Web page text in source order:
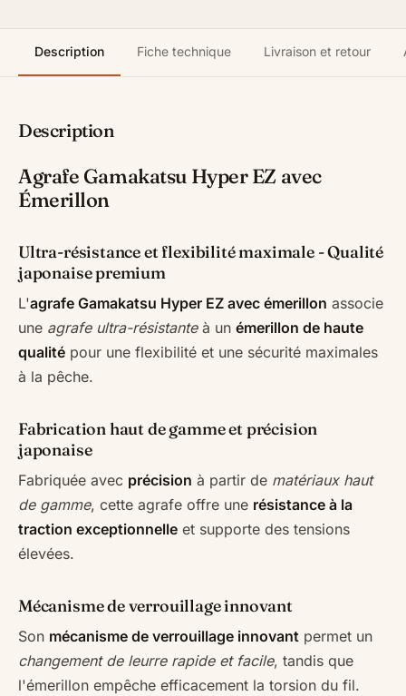
Description Fiche technique Livraison et retour
Description
Agrafe Gamakatsu Hyper EZ avec
Émerillon
Ultra-résistance et flexibilité maximale - Qualité
japonaise premium
L'agrafe Gamakatsu Hyper EZ avec émerillon associe
une agrafe ultra-résistanteà un émerillon de haute
qualité pour une flexibilité et une sécurité maximales
à la pêche.
Fabrication haut de gamme et précision
japonaise
Fabriquée avec précision à partir de matériaux haut
de gamme, cette agrafe offre une résistance à la
traction exceptionnelle et supporte des tensions
élevées.
Mécanisme de verrouillage innovant
Son mécanisme de verrouillage innovant permet un
changement de leurre rapide et facile, tandis que
l'émerillon empêche efficacement la torsion du fil.